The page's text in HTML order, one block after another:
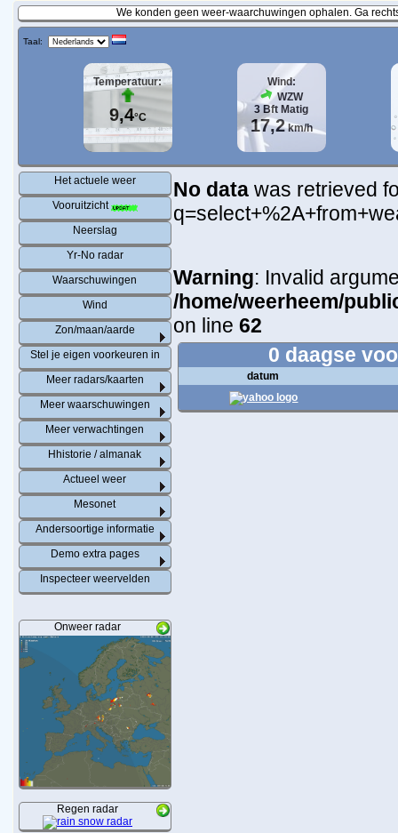
We konden geen weer-waarchuwingen ophalen. Ga
Taal:
Temperatuur:
9,4°C
Wind:
WZW
3 Bft Matig
17,2km/h
Het actuele weer
Vooruitzicht
Neerslag
Yr-No radar
Waarschuwingen
Wind
Zon/maan/aarde
Stel je eigen voorkeuren in
Meer radars/kaarten
Meer waarschuwingen
Meer verwachtingen
Hhistorie / almanak
Actueel weer
Mesonet
Andersoortige informatie
Demo extra pages
Inspecteer weervelden
Onweer radar
Regen radar
No data was retrieved
Warning: Invalid
/home/weerheem/
on line 62
0 daagse
datum